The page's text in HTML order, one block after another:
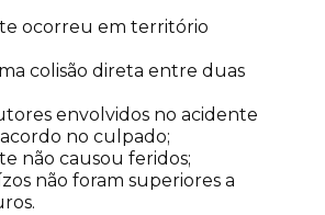
ocorreu em território
colisão direta entre duas
envolvidos no acidente
no culpado;
não causou feridos;
não foram superiores a